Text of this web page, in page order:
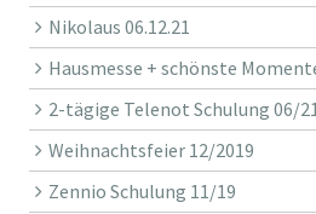
Nikolaus 06.12.21
Hausmesse + schönste
2-tägige Telenot Schulung 06/
Weihnachtsfeier 12/2019
Zennio Schulung 11/19